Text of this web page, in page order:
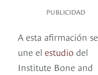
PUBLICIDAD
A esta afirmación se
une el estudio del
Institute Bone and